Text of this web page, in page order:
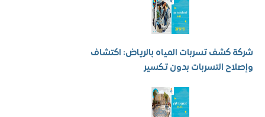
كشف تسربات المياه بالرياض: اكتشاف
التسربات بدون تكسير